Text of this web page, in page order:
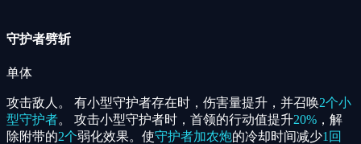
守护者劈斩
单体
攻击敌人。 有小型守护者存在时，伤害量提升，并召唤2个小
型守护者。 攻击小型守护者时，首领的行动值提升20% ，解
除附带的2个弱化效果。使守护者加农炮的冷却时间减少1回